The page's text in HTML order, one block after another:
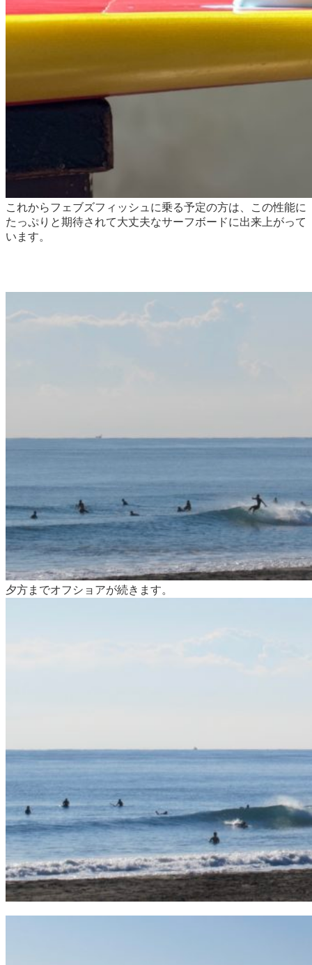
これからフェブズフィッシュに乗る予定の方は、この性能に
たっぷりと期待されて大丈夫なサーフボードに出来上がって
います。
夕方までオフショアが続きます。